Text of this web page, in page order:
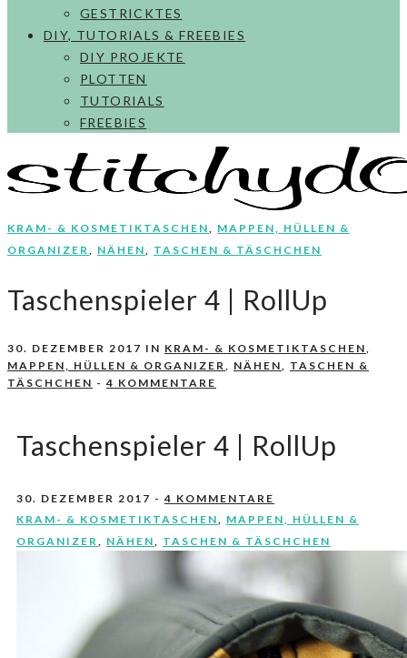
GESTRICKTES
DIY, TUTORIALS & FREEBIES
DIY PROJEKTE
PLOTTEN
TUTORIALS
FREEBIES
stitchydoo
Nähen, Häkeln, Selbermachen.
KRAM- & KOSMETIKTASCHEN, MAPPEN, HÜLLEN &
ORGANIZER, NÄHEN, TASCHEN & TÄSCHCHEN
Taschenspieler 4 | RollUp
30. DEZEMBER 2017 IN KRAM- & KOSMETIKTASCHEN,
MAPPEN, HÜLLEN & ORGANIZER, NÄHEN, TASCHEN &
TÄSCHCHEN -4 KOMMENTARE
Taschenspieler 4 | RollUp
30. DEZEMBER 2017 -4 KOMMENTARE
KRAM- & KOSMETIKTASCHEN
MAPPEN, HÜLLEN &
ORGANIZER
NÄHEN TASCHEN & TÄSCHCHEN